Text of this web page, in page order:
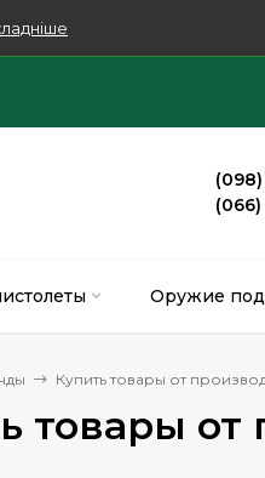
Оружие
Купить товары от
товары